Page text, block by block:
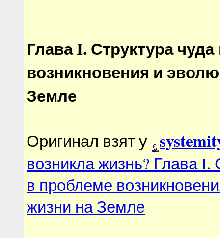
Глава I. Структура
возникновения и
Земле
Оригинал взят у
возникла жизнь? Глава I.
в проблеме
жизни на Земле